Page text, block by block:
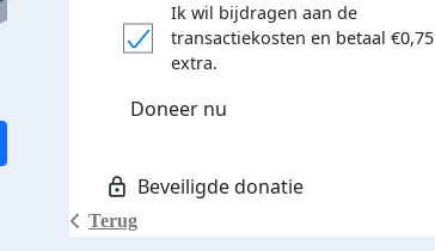
Donateurs bedankt
Terug
Ik wil bijdragen aan de
transactiekosten en betaal €0,75
extra.
Doneer nu